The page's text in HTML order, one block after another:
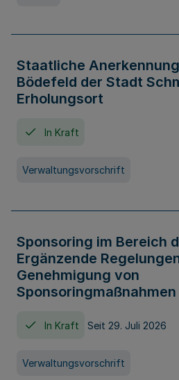
Staatliche
Bödefeld der Stadt
Erholungsort
In Kraft
Verwaltungsvorschrift
Sponsoring im Bereich
Ergänzende
Genehmigung von
Sponsoringmaßnahmen
In Kraft Seit 29. Juli 2026
Verwaltungsvorschrift